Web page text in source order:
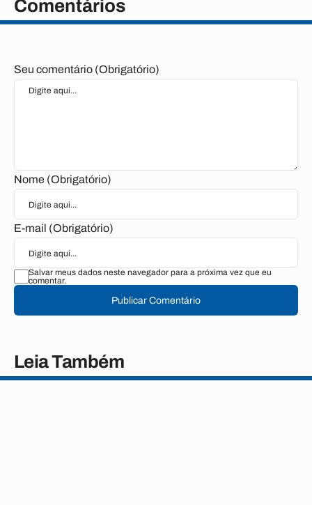
Comentários
Seu comentário (Obrigatório)
Nome (Obrigatório)
E-mail (Obrigatório)
Salvar meus dados neste navegador para a próxima vez que eu
comentar.
Publicar Comentário
Leia Também